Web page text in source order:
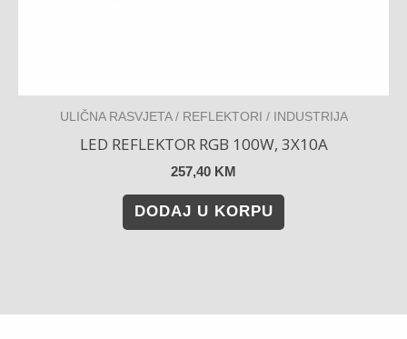
ULIČNA RASVJETA / REFLEKTORI / INDUSTRIJA
LED REFLEKTOR RGB 100W, 3X10A
257,40 KM
DODAJ U KORPU